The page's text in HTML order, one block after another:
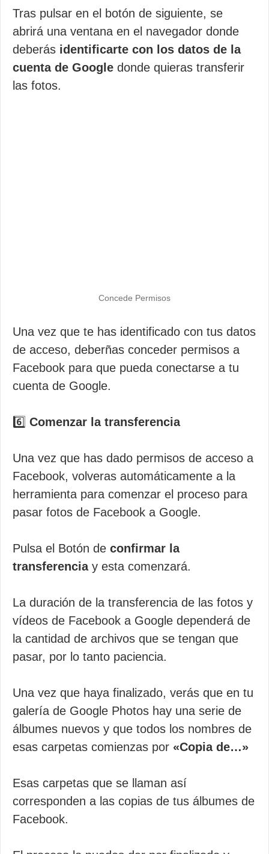
Tras pulsar en el botón de siguiente, se
abrirá una ventana en el navegador donde
deberás identificarte con los datos de la
cuenta de Google donde quieras transferir
las fotos.
Concede Permisos
Una vez que te has identificado con tus datos
de acceso, deberñas conceder permisos a
Facebook para que pueda conectarse a tu
cuenta de Google.
6️⃣ Comenzar la transferencia
Una vez que has dado permisos de acceso a
Facebook, volveras automáticamente a la
herramienta para comenzar el proceso para
pasar fotos de Facebook a Google.
Pulsa el Botón de confirmar la
transferenciay esta comenzará.
La duración de la transferencia de las fotos y
vídeos de Facebook a Google dependerá de
la cantidad de archivos que se tengan que
pasar, por lo tanto paciencia.
Una vez que haya finalizado, verás que en tu
galería de Google Photos hay una serie de
álbumes nuevos y que todos los nombres de
esas carpetas comienzas por «Copia de…»
Esas carpetas que se llaman así
corresponden a las copias de tus álbumes de
Facebook.